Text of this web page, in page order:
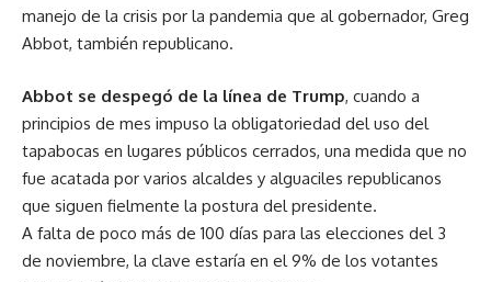
manejo de la crisis por la pandemia que al gobernador, Greg
Abbot, también republicano.
Abbot se despegó de la línea de Trump, cuando a
principios de mes impuso la obligatoriedad del uso del
tapabocas en lugares públicos cerrados, una medida que no
fue acatada por varios alcaldes y alguaciles republicanos
que siguen fielmente la postura del presidente.
A falta de poco más de 100 días para las elecciones del 3
de noviembre, la clave estaría en el 9% de los votantes